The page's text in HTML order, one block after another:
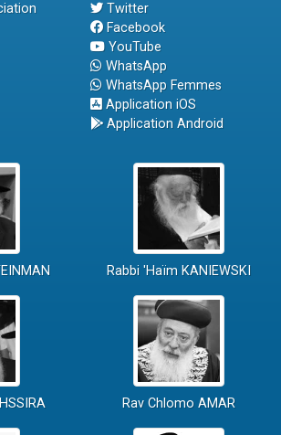
Twitter
Facebook
YouTube
WhatsApp
WhatsApp Femmes
Application iOS
Application Android
Rabbi 'Haïm KANIEWSKI
Rav Chlomo AMAR